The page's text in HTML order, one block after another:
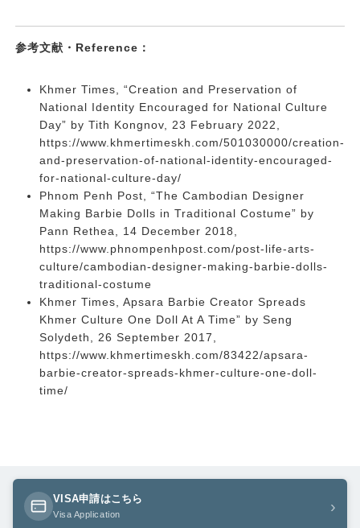
参考文献・Reference：
Khmer Times, “Creation and Preservation of
National Identity Encouraged for National Culture
Day” by Tith Kongnov, 23 February 2022,
https://www.khmertimeskh.com/501030000/creation-
and-preservation-of-national-identity-encouraged-
for-national-culture-day/
Phnom Penh Post, “The Cambodian Designer
Making Barbie Dolls in Traditional Costume” by
Pann Rethea, 14 December 2018,
https://www.phnompenhpost.com/post-life-arts-
culture/cambodian-designer-making-barbie-dolls-
traditional-costume
Khmer Times, Apsara Barbie Creator Spreads
Khmer Culture One Doll At A Time” by Seng
Solydeth, 26 September 2017,
https://www.khmertimeskh.com/83422/apsara-
barbie-creator-spreads-khmer-culture-one-doll-
time/
VISA申請はこちら
Visa Application ›